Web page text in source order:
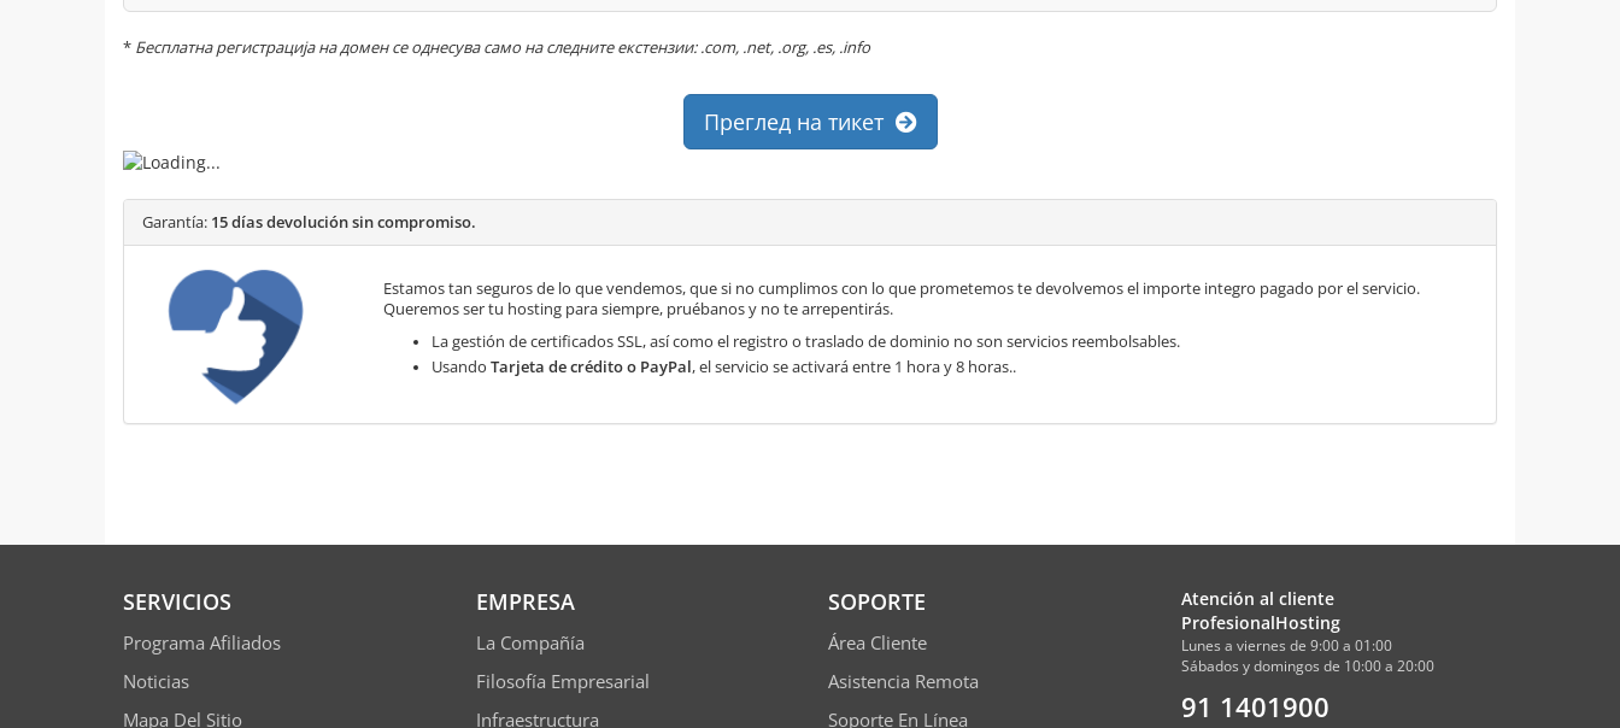
* Бесплатна регистрација на домен се однесува само на следните екстензии: .com, .net, .org, .es, .info
Преглед на тикет
Garantía: 15 días devolución sin compromiso.
Estamos tan seguros de lo que vendemos, que si no cumplimos con lo que prometemos te devolvemos el importe integro pagado por el servicio.
Queremos ser tu hosting para siempre, pruébanos y no te arrepentirás.
La gestión de certificados SSL, así como el registro o traslado de dominio no son servicios reembolsables.
Usando Tarjeta de crédito o PayPal, el servicio se activará entre 1 hora y 8 horas..
SERVICIOS
Programa Afiliados
Noticias
Mapa Del Sitio
EMPRESA
La Compañía
Filosofía Empresarial
Infraestructura
SOPORTE
Área Cliente
Asistencia Remota
Soporte En Línea
Atención al cliente
ProfesionalHosting
Lunes a viernes de 9:00 a 01:00
Sábados y domingos de 10:00 a 20:00
91 1401900